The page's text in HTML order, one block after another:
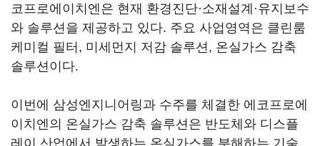
코프로에이치엔은 현재 환경진단·소재설계·유지보수
와 솔루션을 제공하고 있다. 주요 사업영역은 클린룸
케미컬 필터, 미세먼지 저감 솔루션, 온실가스 감축
솔루션이다.
이번에 삼성엔지니어링과 수주를 체결한 에코프로에
이치엔의 온실가스 감축 솔루션은 반도체와 디스플
레이 산업에서 발생하는 온실가스를 분해하는 기술